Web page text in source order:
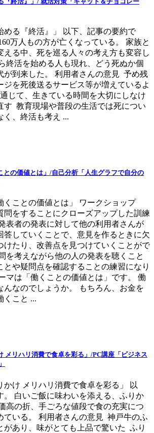
める『終活』」 以下、記事の要約で
万人もの方が亡くなっている。 家族と
える中、死を巡る人々の考え方も変容し
終活を始める人も現れ、どう死ぬか個
が到来した。 利用者さんの意見 予め残
ジを死後送るサービス等が増えているよ
じて、生きている時間を大切にしなけ
す 教育現場や普段の生活では死につい
く、終活も考え ...
との価値とは」/自己分析「人生グラフで自分の
くことの価値とは」 ワークショップ
問をすることにクローズアップした訓練
表者の発表に対して他の利用者さんが
答していくことで、意見を作るときに欠
けたり、改善点を見つけていくことがで
を考えながら他の人の発表を聴くこと
とや疑問点を確認することの練習になり
マは「働くことの価値とは」です。 働
んなのでしょうか。 もちろん、お金を
くこと ...
メリハリ消費で食卓を彩る」/PC講座「ビジネス
かけ メリハリ消費で食卓を彩る」 以
。 白いご飯に味わいを添える、ふりか
高の折、手ごろな値段で食の充実につ
ている。 利用者さんの意見 神戸牛のふ
があり、味がとても上品で驚いた ふり